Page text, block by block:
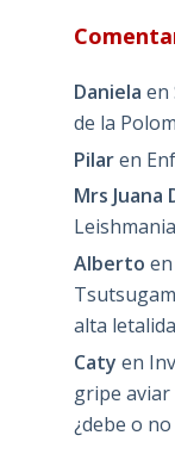
Daniela en
de la
Pilaren
Mrs Juana
Alberto en
alta
Caty en
gripe
¿debe o